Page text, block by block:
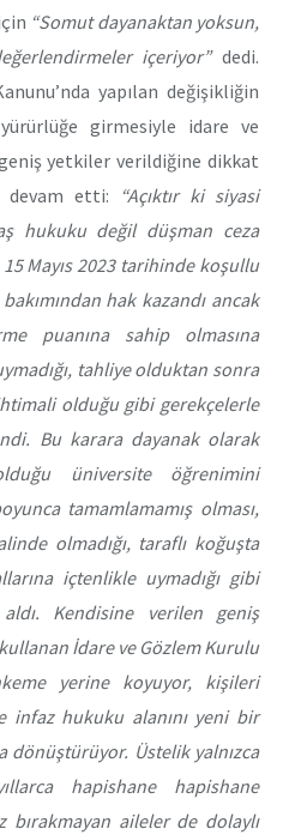
“Somut dayanaktan yoksun,
içeriyor”dedi.
yapılan değişikliğin
girmesiyle idare ve
yetkiler verildiğine dikkat
devam etti:
“Açıktır ki siyasi
hukuku değil düşman ceza
Mayıs 2023 tarihinde koşullu
hak kazandı ancak
puanına sahip olmasına
tahliye olduktan sonra
olduğu gibi gerekçelerle
Bu karara dayanak olarak
üniversite öğrenimini
tamamlamamış olması,
olmadığı, taraflı koğuşta
içtenlikle uymadığı gibi
Kendisine verilen geniş
İdare ve Gözlem Kurulu
yerine koyuyor, kişileri
infaz hukuku alanını yeni bir
dönüştürüyor. Üstelik yalnızca
hapishane hapishane
bırakmayan aileler de dolaylı